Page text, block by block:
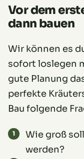
Vor dem
dann bauen
Wir können es
sofort loslegen
gute Planung
perfekte
Bau folgende
Wie groß
werden?